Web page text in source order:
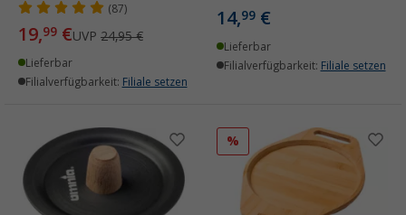
(87)
19,99 €UVP 24,95 €
Lieferbar
Filialverfügbarkeit: Filiale setzen
14,99 €
Lieferbar
Filialverfügbarkeit: Filiale setzen
%